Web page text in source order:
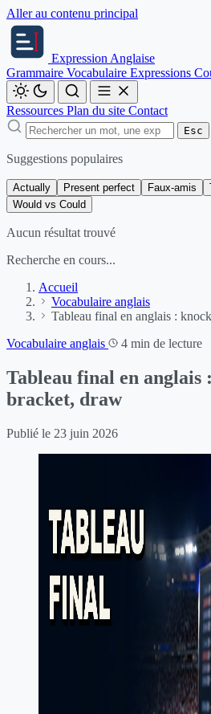
Aller au contenu principal
Expression Anglaise
Grammaire Vocabulaire Expressions
Ressources Plan du site Contact
Esc
Suggestions populaires
Actually Present perfect Faux-amis
Would vs Could
Aucun résultat trouvé
Recherche en cours...
Accueil
Vocabulaire anglais
Tableau final en anglais :
Vocabulaire anglais
4 min de lecture
Tableau final en anglais
bracket, draw
Publié le 23 juin 2026